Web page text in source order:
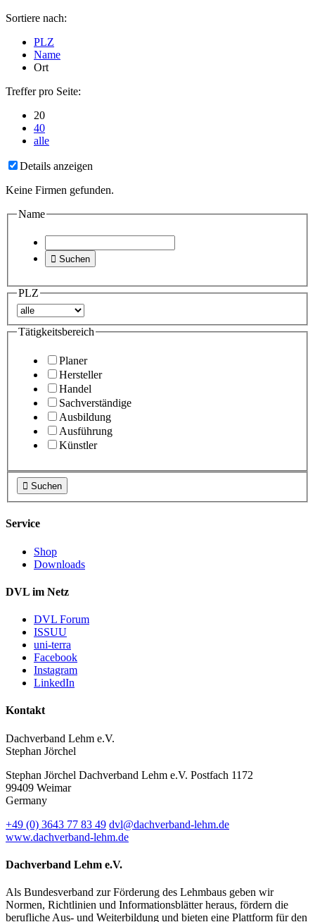
Sortiere nach:
PLZ
Name
Ort
Treffer pro Seite:
20
40
alle
Details anzeigen
Keine Firmen gefunden.
Name
 Suchen
PLZ
Tätigkeitsbereich
Planer
Hersteller
Handel
Sachverständige
Ausbildung
Ausführung
Künstler
 Suchen
Service
Shop
Downloads
DVL im Netz
DVL Forum
ISSUU
uni-terra
Facebook
Instagram
LinkedIn
Kontakt
Dachverband Lehm e.V.
Stephan Jörchel
Stephan Jörchel Dachverband Lehm e.V. Postfach 1172
99409 Weimar
Germany
+49 (0) 3643 77 83 49 dvl@dachverband-lehm.de
www.dachverband-lehm.de
Dachverband Lehm e.V.
Als Bundesverband zur Förderung des Lehmbaus geben wir
Normen, Richtlinien und Informationsblätter heraus, fördern die
berufliche Aus- und Weiterbildung und bieten eine Plattform für den